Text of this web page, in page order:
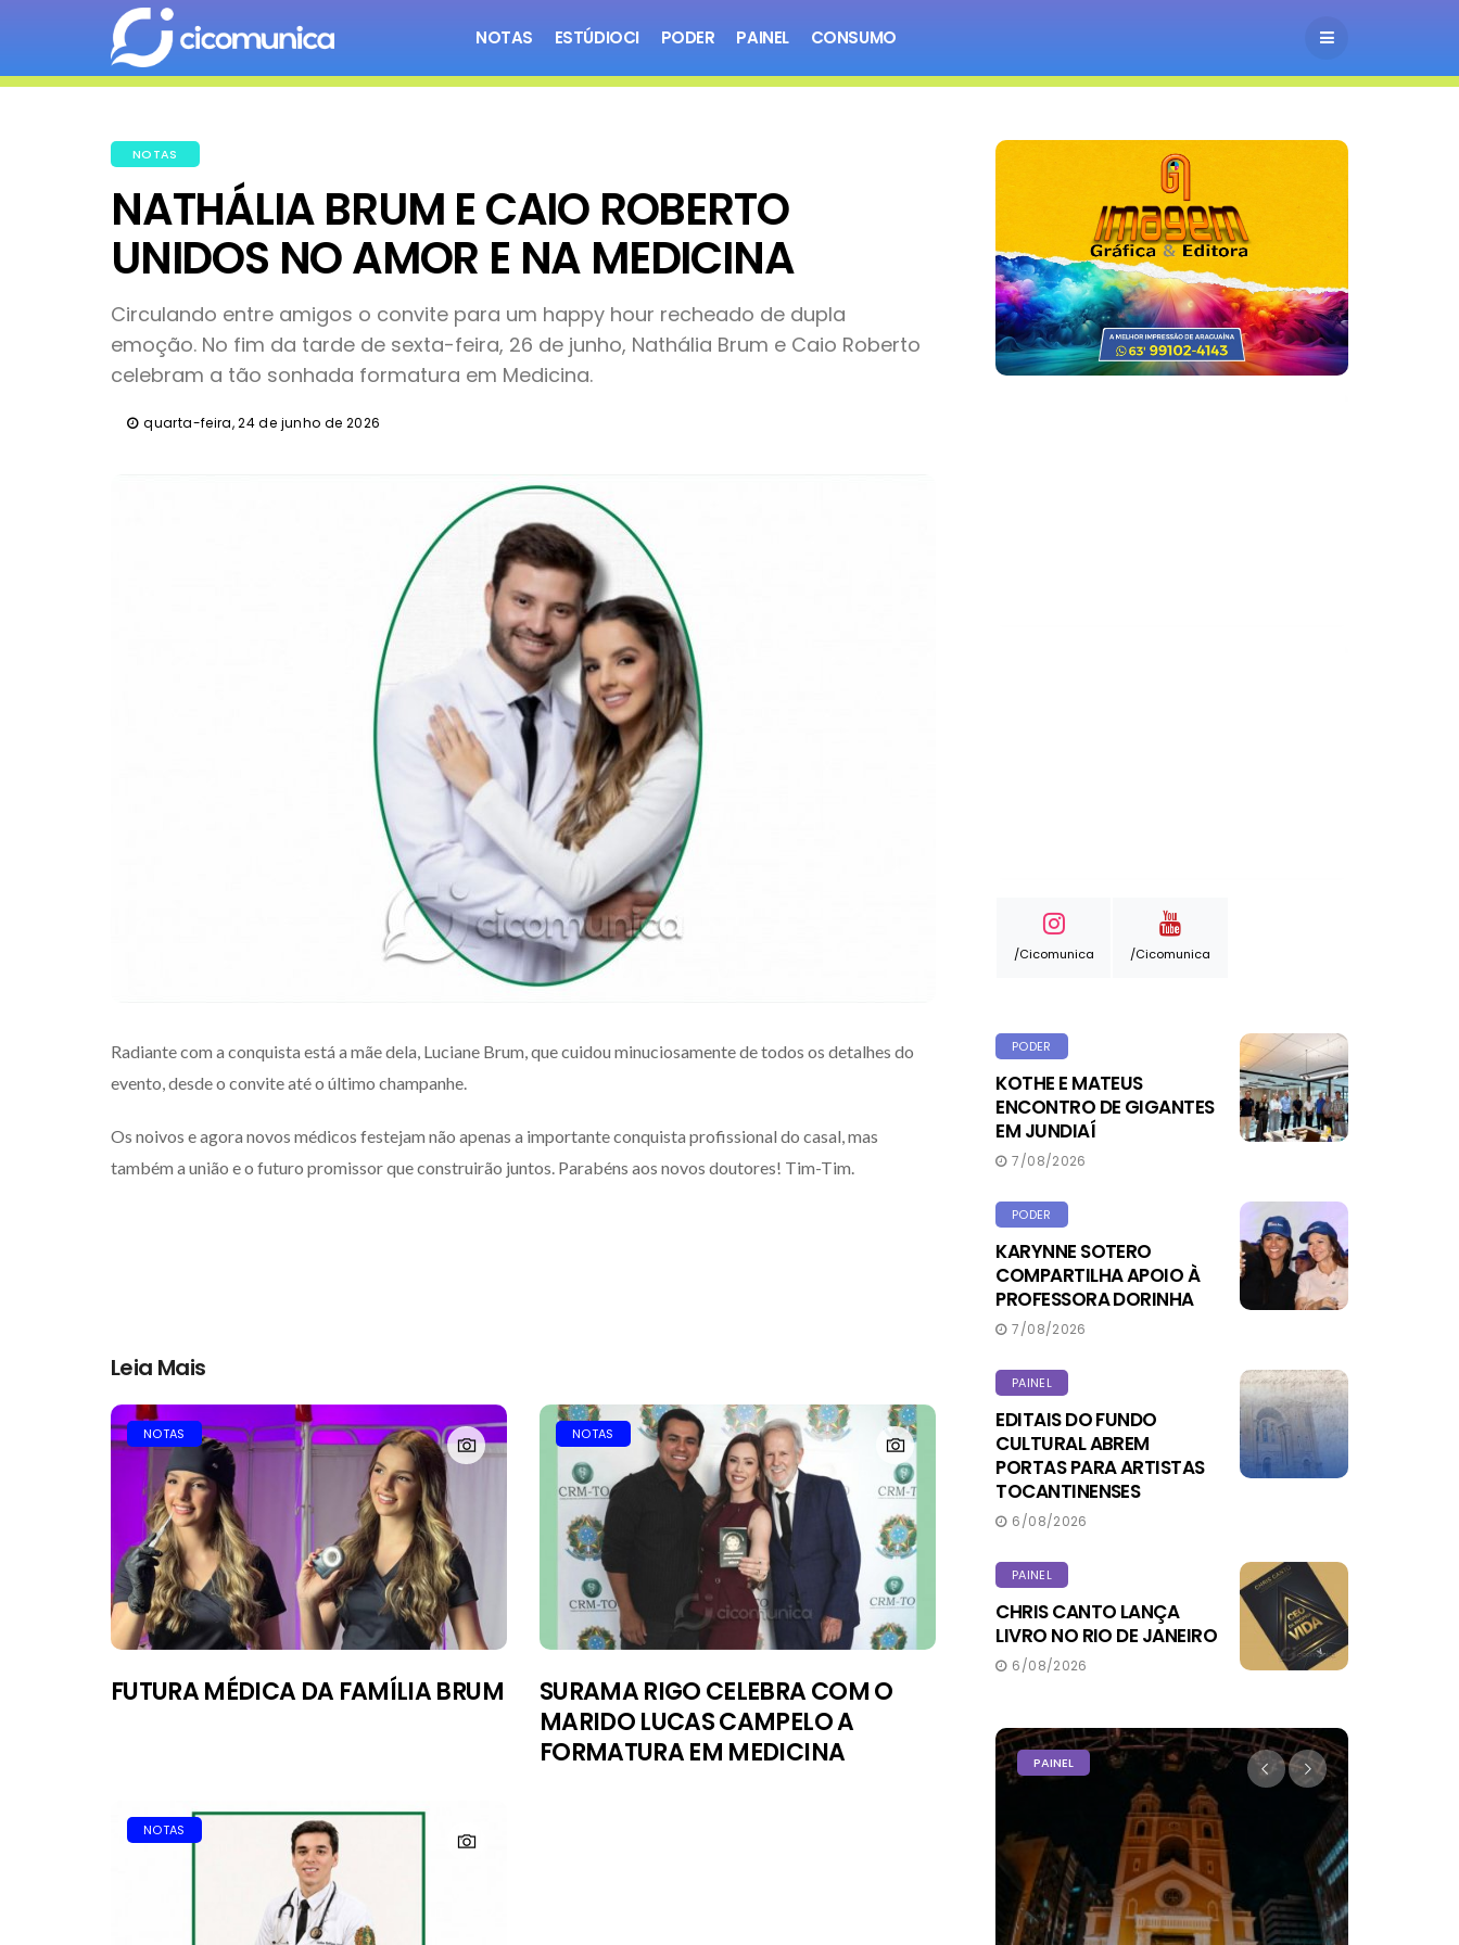
NOTAS ESTÚDIOCI PODER PAINEL CONSUMO
NOTAS
NATHÁLIA BRUM E CAIO ROBERTO
UNIDOS NO AMOR E NA MEDICINA
Circulando entre amigos o convite para um happy hour recheado de dupla
emoção. No fim da tarde de sexta-feira, 26 de junho, Nathália Brum e Caio Roberto
celebram a tão sonhada formatura em Medicina.
quarta-feira, 24 de junho de 2026
Radiante com a conquista está a mãe dela, Luciane Brum, que cuidou minuciosamente de todos os detalhes do
evento, desde o convite até o último champanhe.
Os noivos e agora novos médicos festejam não apenas a importante conquista profissional do casal, mas
também a união e o futuro promissor que construirão juntos. Parabéns aos novos doutores! Tim-Tim.
Leia Mais
NOTAS
FUTURA MÉDICA DA FAMÍLIA BRUM
NOTAS
SURAMA RIGO CELEBRA COM O
MARIDO LUCAS CAMPELO A
FORMATURA EM MEDICINA
NOTAS
/cicomunica /cicomunica
PODER
KOTHE E MATEUS
ENCONTRO DE GIGANTES
EM JUNDIAÍ
7/08/2026
PODER
KARYNNE SOTERO
COMPARTILHA APOIO À
PROFESSORA DORINHA
7/08/2026
PAINEL
EDITAIS DO FUNDO
CULTURAL ABREM
PORTAS PARA ARTISTAS
TOCANTINENSES
6/08/2026
PAINEL
CHRIS CANTO LANÇA
LIVRO NO RIO DE JANEIRO
6/08/2026
PAINEL PAINEL